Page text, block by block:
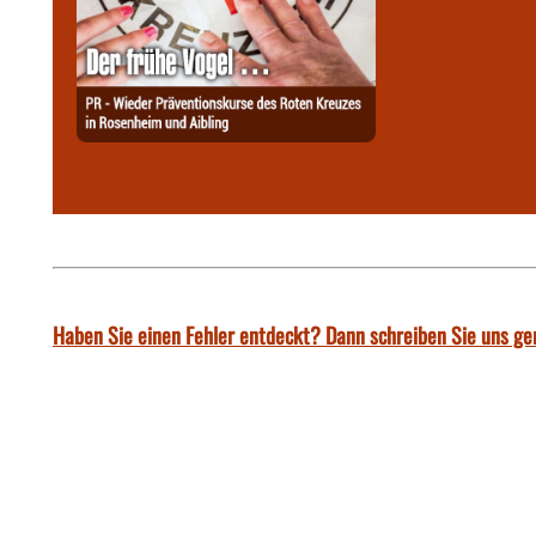
Haben Sie einen Fehler entdeckt? Dann schreiben Sie uns